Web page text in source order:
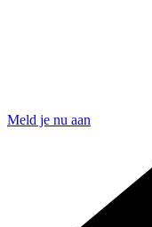
Meld je nu aan